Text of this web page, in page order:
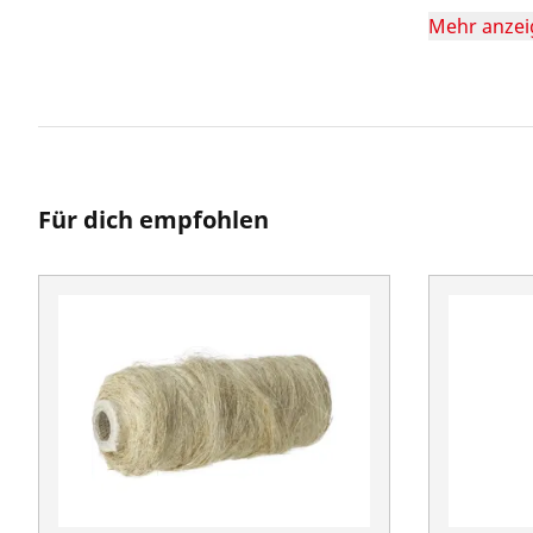
Mehr
Für dich empfohlen